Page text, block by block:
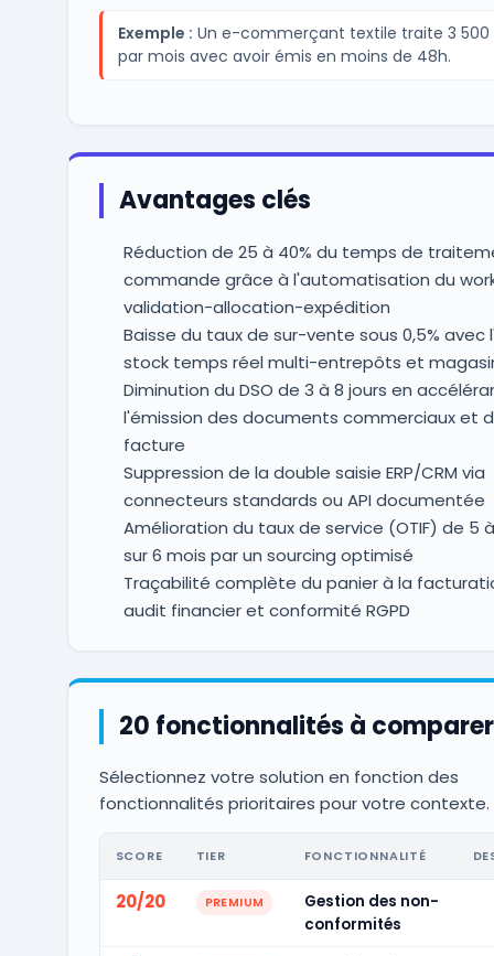
Exemple : Un e-commerçant textile traite 3 500
par mois avec avoir émis en moins de 48h.
Avantages clés
Réduction de 25 à 40% du temps de
commande grâce à l'automatisation du
validation-allocation-expédition
Baisse du taux de sur-vente sous 0,5% avec
stock temps réel multi-entrepôts et
Diminution du DSO de 3 à 8 jours en
l'émission des documents commerciaux et
facture
Suppression de la double saisie ERP/CRM via
connecteurs standards ou API documentée
Amélioration du taux de service (OTIF) de 5
sur 6 mois par un sourcing optimisé
Traçabilité complète du panier à la
audit financier et conformité RGPD
20 fonctionnalités à comparer
Sélectionnez votre solution en fonction des
fonctionnalités prioritaires pour votre contexte.
SCORE TIER FONCTIONNALITÉ
20/20 PREMIUM
Gestion des non-
conformités